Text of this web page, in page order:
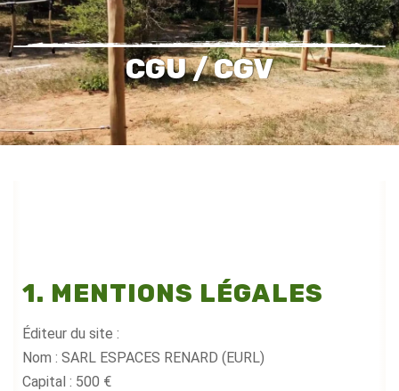
CGU / CGV
1. MENTIONS LÉGALES
Éditeur du site :
Nom : SARL ESPACES RENARD (EURL)
Capital : 500 €